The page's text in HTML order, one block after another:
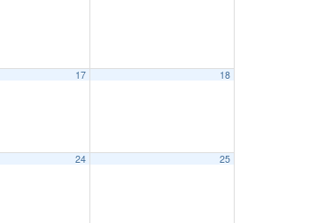
17 18
24 25